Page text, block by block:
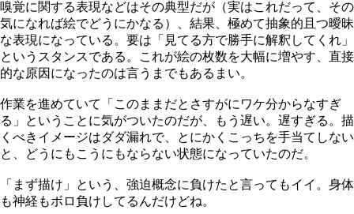
嗅覚に関する表現などはその典型だが（実はこれだって、その
気になれば絵でどうにかなる）、結果、極めて抽象的且つ曖昧
な表現になっている。要は「見てる方で勝手に解釈してくれ」
というスタンスである。これが絵の枚数を大幅に増やす、直接
的な原因になったのは言うまでもあるまい。
作業を進めていて「このままだとさすがにワケ分からなすぎ
る」ということに気がついたのだが、もう遅い。遅すぎる。描
くべきイメージはダダ漏れで、とにかくこっちを手当てしない
と、どうにもこうにもならない状態になっていたのだ。
「まず描け」という、強迫概念に負けたと言ってもイイ。身体
も神経もボロ負けしてるんだけどね。